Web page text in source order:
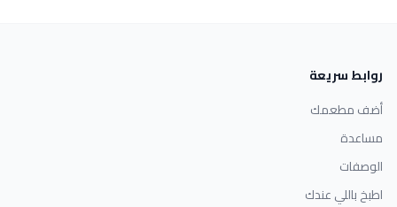
روابط سريعة
أضف مطعمك
مساعدة
الوصفات
اطبخ باللي عندك